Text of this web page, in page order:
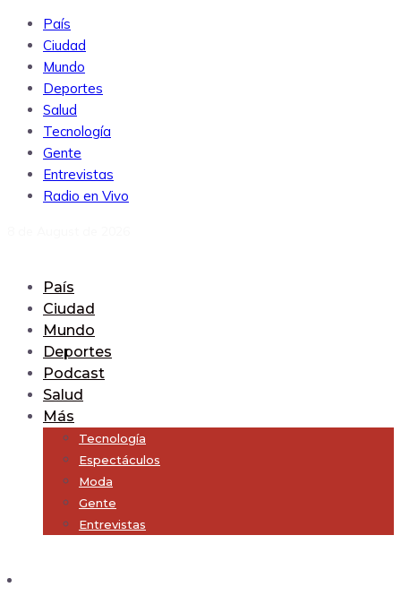
País
Ciudad
Mundo
Deportes
Salud
Tecnología
Gente
Entrevistas
Radio en Vivo
País
Ciudad
Mundo
Deportes
Podcast
Salud
Más
Tecnología
Espectáculos
Moda
Gente
Entrevistas